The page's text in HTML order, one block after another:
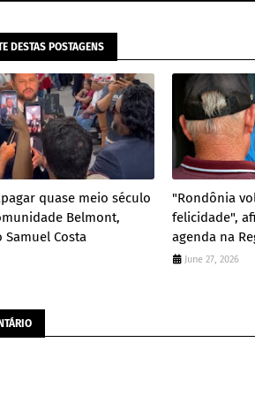
DESTAS POSTAGENS
quase meio século
Belmont,
Costa
"Rondônia
felicidade",
agenda na
June 27, 2026